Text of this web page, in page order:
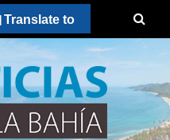
Translate to